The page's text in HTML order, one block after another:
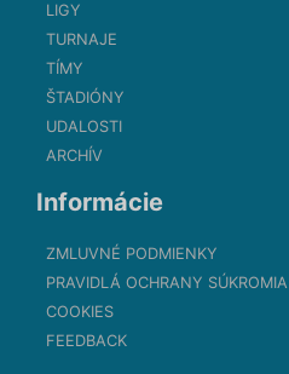
LIGY
TURNAJE
TÍMY
ŠTADIÓNY
UDALOSTI
ARCHÍV
Informácie
ZMLUVNÉ PODMIENKY
PRAVIDLÁ OCHRANY SÚKROMIA
COOKIES
FEEDBACK